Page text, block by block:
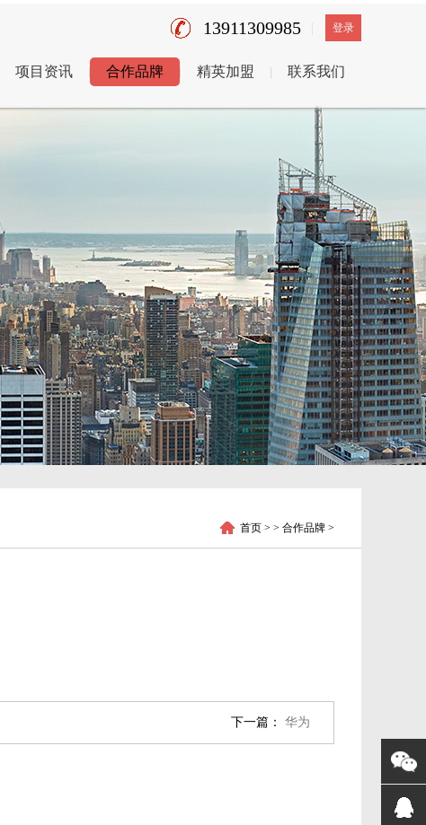
登录
13911309985
项目资讯 合作品牌 精英加盟 联系我们
首页 > > 合作品牌 >
下一篇： 华为